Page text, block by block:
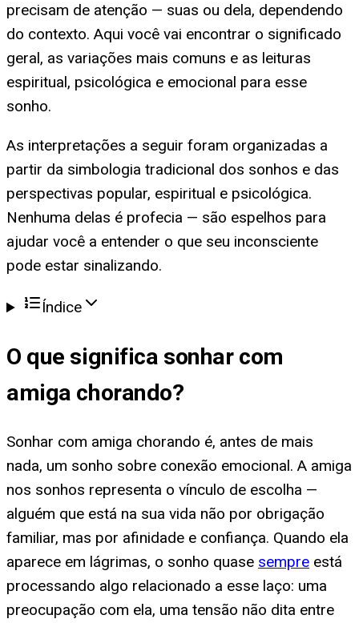
precisam de atenção — suas ou dela, dependendo
do contexto. Aqui você vai encontrar o significado
geral, as variações mais comuns e as leituras
espiritual, psicológica e emocional para esse
sonho.
As interpretações a seguir foram organizadas a
partir da simbologia tradicional dos sonhos e das
perspectivas popular, espiritual e psicológica.
Nenhuma delas é profecia — são espelhos para
ajudar você a entender o que seu inconsciente
pode estar sinalizando.
Índice
O que significa sonhar com
amiga chorando?
Sonhar com amiga chorando é, antes de mais
nada, um sonho sobre conexão emocional. A amiga
nos sonhos representa o vínculo de escolha —
alguém que está na sua vida não por obrigação
familiar, mas por afinidade e confiança. Quando ela
aparece em lágrimas, o sonho quase sempre está
processando algo relacionado a esse laço: uma
preocupação com ela, uma tensão não dita entre